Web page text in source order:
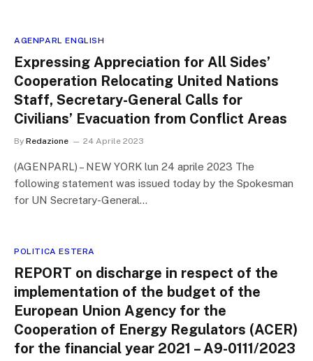
AGENPARL ENGLISH
Expressing Appreciation for All Sides’
Cooperation Relocating United Nations
Staff, Secretary-General Calls for
Civilians’ Evacuation from Conflict Areas
By Redazione 24 Aprile 2023
(AGENPARL) – NEW YORK lun 24 aprile 2023 The
following statement was issued today by the Spokesman
for UN Secretary-General…
POLITICA ESTERA
REPORT on discharge in respect of the
implementation of the budget of the
European Union Agency for the
Cooperation of Energy Regulators (ACER)
for the financial year 2021 – A9-0111/2023